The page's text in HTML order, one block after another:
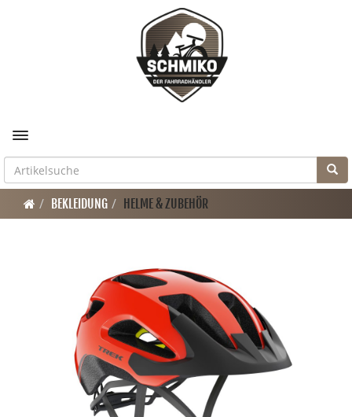
Toggle navigation
BEKLEIDUNG HELME & ZUBEHÖR